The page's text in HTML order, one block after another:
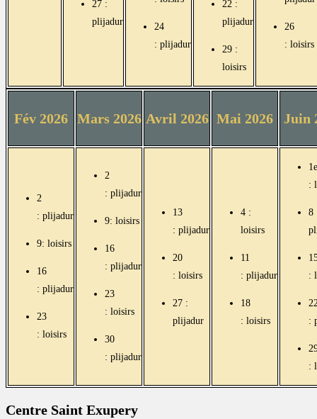
27 :
plijadur
24
: plijadur
22 :
plijadur
29 :
loisirs
26
: loisirs
Fév 2026 Mars 2026 Avril 2026 Mai 2026 Juin
2
: plijadur
9: loisirs
16
: plijadur
23
: loisirs
2
: plijadur
9: loisirs
16
: plijadur
23
: loisirs
30
: plijadur
13
: plijadur
20
: loisirs
27 :
plijadur
4 :
loisirs
11
: plijadur
18
: loisirs
:
8
:
:
:
Centre Saint Exupery